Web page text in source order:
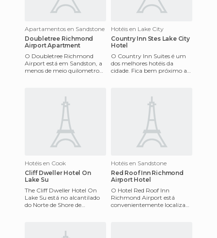
Apartamentos en Sandstone
Doubletree Richmond
Airport Apartment
O Doubletree Richmond
Airport está em Sandston, a
menos de meio quilometro
Hotéis en Lake City
Country Inn Stes Lake City
Hotel
O Country Inn Suites é um
dos melhores hotéis da
cidade. Fica bem próximo a
Hotéis en Cook
Cliff Dweller Hotel On
Lake Su
The Cliff Dweller Hotel On
Lake Su está no alcantilado
do Norte de Shore de
Hotéis en Sandstone
Red Roof Inn Richmond
Airport Hotel
O Hotel Red Roof Inn
Richmond Airport está
convenientemente localizado